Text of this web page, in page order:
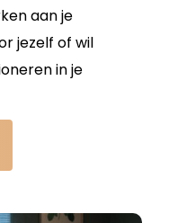
aan je
jezelf of wil
in je